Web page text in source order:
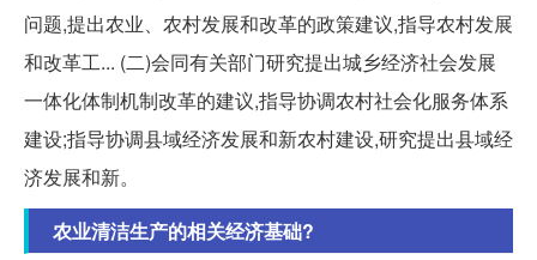
问题,提出农业、农村发展和改革的政策建议,指导农村发展
和改革工... (二)会同有关部门研究提出城乡经济社会发展
一体化体制机制改革的建议,指导协调农村社会化服务体系
建设;指导协调县域经济发展和新农村建设,研究提出县域经
济发展和新。
农业清洁生产的相关经济基础?